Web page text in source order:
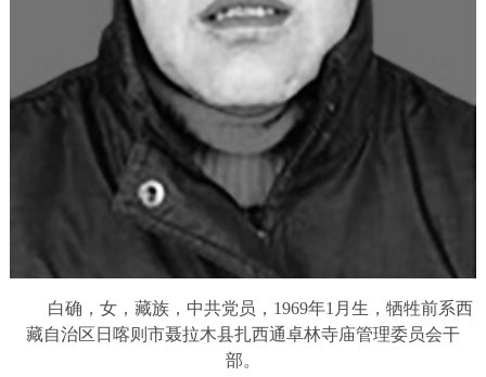
白确，女，藏族，中共党员，1969年1月生，牺牲前系西
藏自治区日喀则市聂拉木县扎西通卓林寺庙管理委员会干
部。